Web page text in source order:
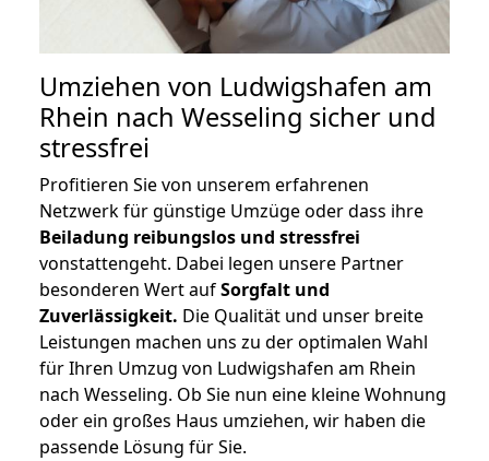
Umziehen von Ludwigshafen am
Rhein nach Wesseling sicher und
stressfrei
Profitieren Sie von unserem erfahrenen
Netzwerk für günstige Umzüge oder dass ihre
Beiladung reibungslos und stressfrei
vonstattengeht. Dabei legen unsere Partner
besonderen Wert aufSorgfalt und
Zuverlässigkeit. Die Qualität und unser breite
Leistungen machen uns zu der optimalen Wahl
für Ihren Umzug von Ludwigshafen am Rhein
nach Wesseling. Ob Sie nun eine kleine Wohnung
oder ein großes Haus umziehen, wir haben die
passende Lösung für Sie.